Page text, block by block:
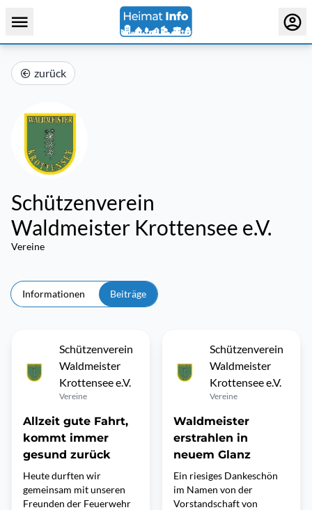
zurück
Schützenverein
Waldmeister Krottensee e.V.
Vereine
Informationen Beiträge
Schützenverein
Waldmeister
Krottensee e.V.
Vereine
Allzeit gute Fahrt,
kommt immer
gesund zurück
Heute durften wir
gemeinsam mit unseren
Freunden der Feuerwehr
Schützenverein
Waldmeister
Krottensee e.V.
Vereine
Waldmeister
erstrahlen in
neuem Glanz
Ein riesiges Dankeschön
im Namen von der
Vorstandschaft von